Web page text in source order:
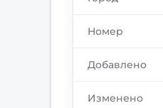
Номер
Добавлено
Изменено